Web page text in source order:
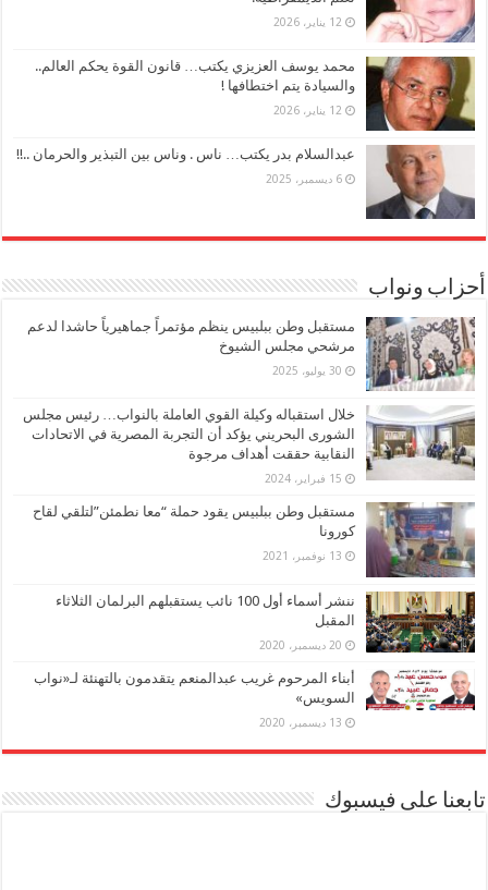
12 يناير، 2026
محمد يوسف العزيزي يكتب… قانون القوة يحكم العالم..
والسيادة يتم اختطافها !
12 يناير، 2026
عبدالسلام بدر يكتب… ناس . وناس بين التبذير والحرمان ..!!
6 ديسمبر، 2025
أحزاب ونواب
مستقبل وطن ببلبيس ينظم مؤتمراً جماهيرياً حاشدا لدعم
مرشحي مجلس الشيوخ
30 يوليو، 2025
خلال استقباله وكيلة القوي العاملة بالنواب… رئيس مجلس
الشورى البحريني يؤكد أن التجربة المصرية في الاتحادات
النقابية حققت أهداف مرجوة
15 فبراير، 2024
مستقبل وطن ببلبيس يقود حملة “معا نطمئن”لتلقي لقاح
كورونا
13 نوفمبر، 2021
ننشر أسماء أول 100 نائب يستقبلهم البرلمان الثلاثاء
المقبل
20 ديسمبر، 2020
أبناء المرحوم غريب عبدالمنعم يتقدمون بالتهنئة لـ«نواب
السويس»
13 ديسمبر، 2020
تابعنا على فيسبوك